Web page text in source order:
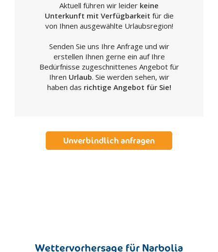
Maddalena
Luogosanto
Macomer
Mamoiada
Palau
Aktuell führen wir leider keine
Unterkunft mit Verfügbarkeit für die
von Ihnen ausgewählte Urlaubsregion!
Senden Sie uns Ihre Anfrage und wir
erstellen Ihnen gerne ein auf Ihre
Bedürfnisse zugeschnittenes Angebot für
Ihren Urlaub. Sie werden sehen, wir
haben das richtige Angebot für Sie!
Unverbindlich anfragen
Wettervorhersage für Narbolia